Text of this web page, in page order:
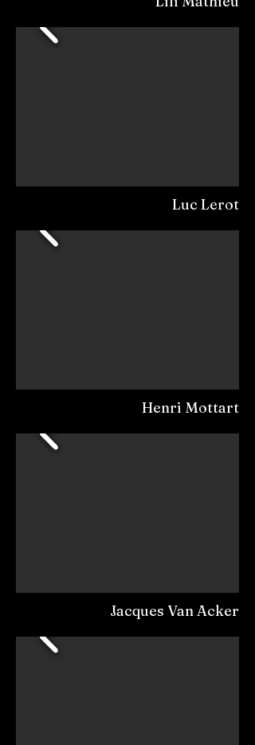
Luc Lerot
Henri Mottart
Jacques Van Acker